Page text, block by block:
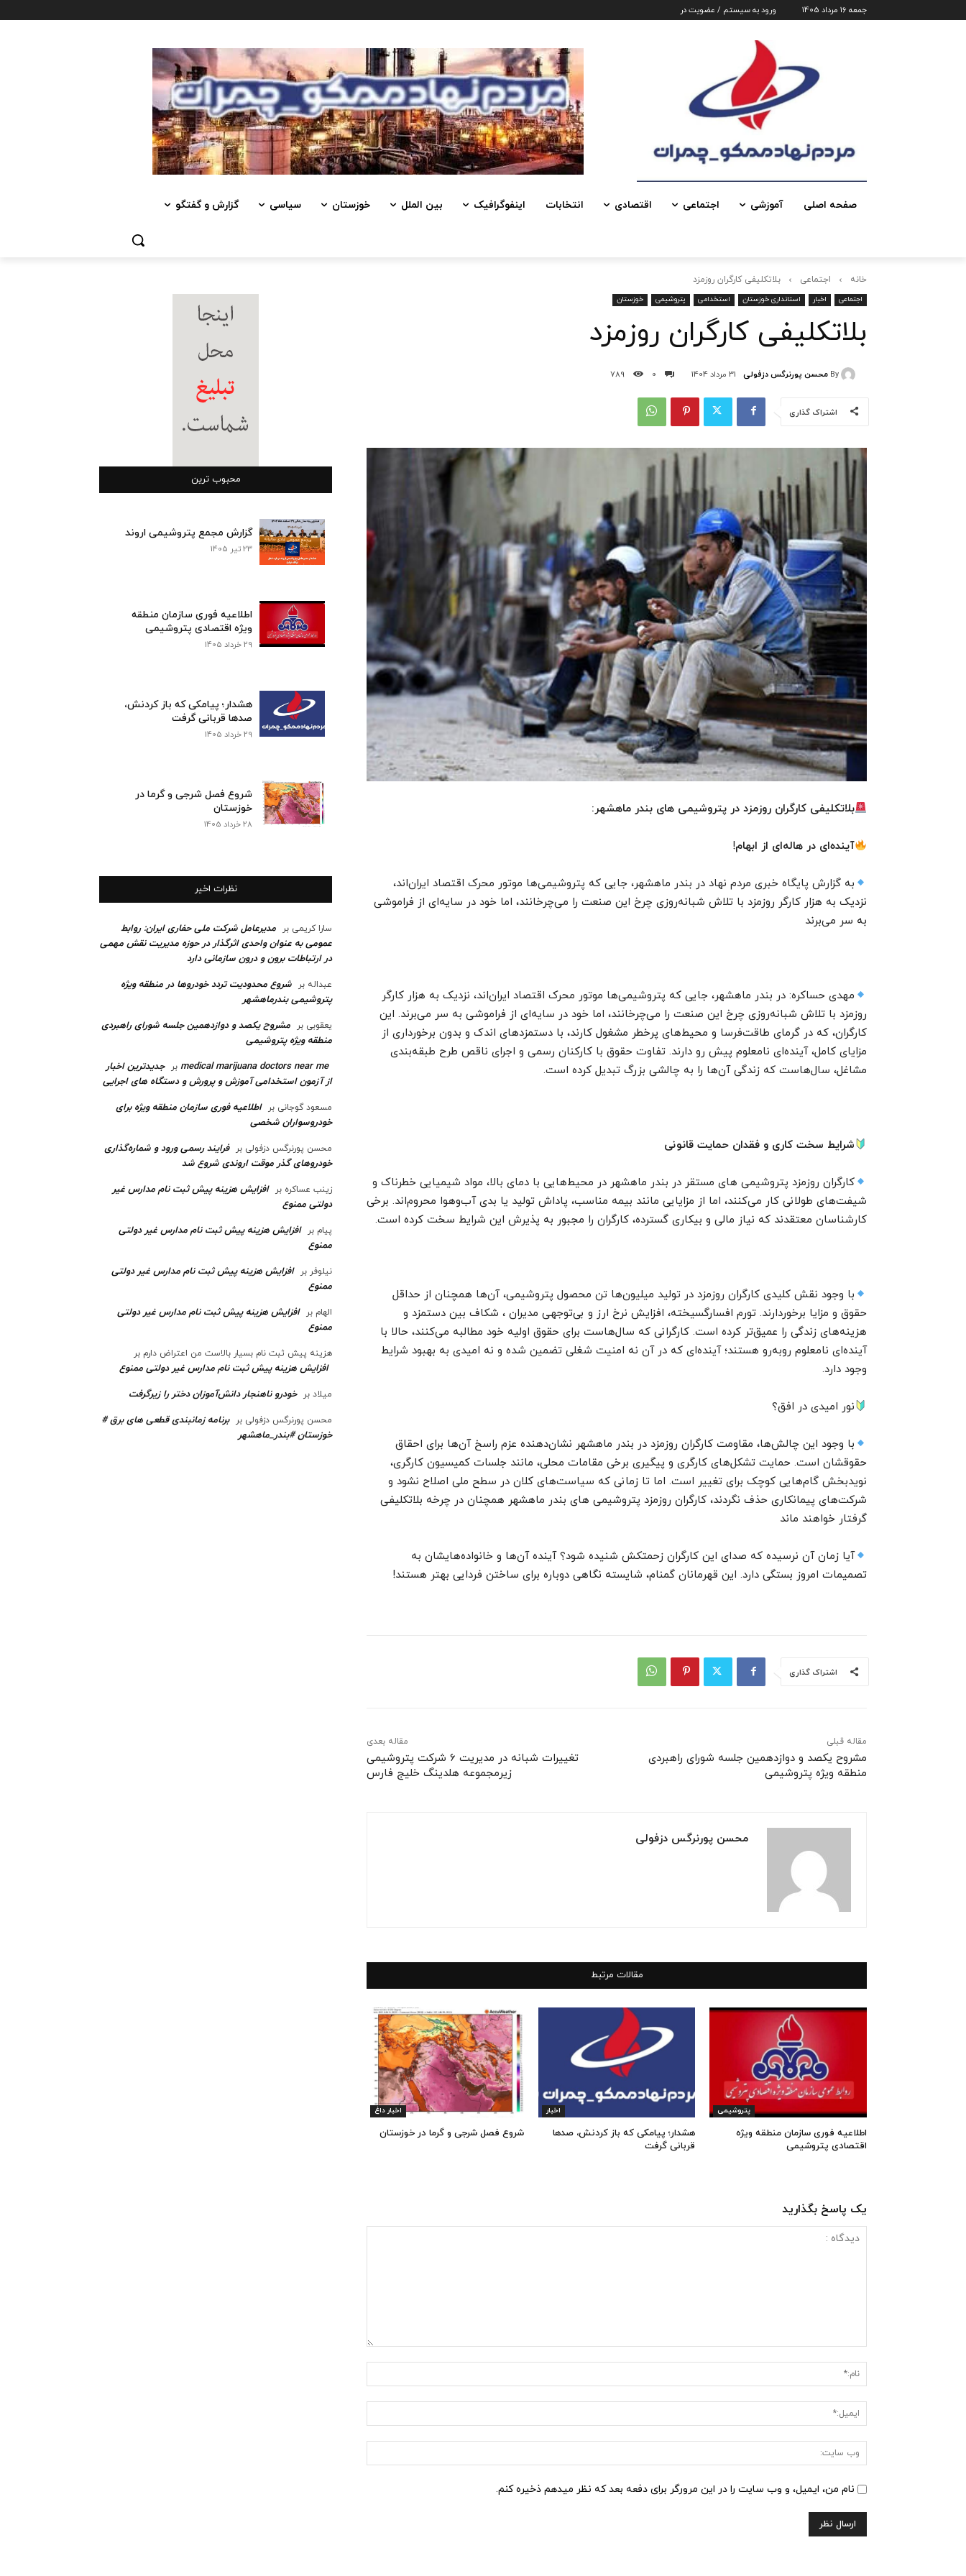
جمعه 16 مرداد 1405 ورود به سیستم / عضویت در
صفحه اصلی آموزشی اجتماعی اقتصادی انتخابات اینفوگرافیک بین الملل خوزستان سیاسی گزارش و گفتگو
خانه اجتماعی بلاتکلیفی کارگران روزمزد
اجتماعی اخبار استانداری خوزستان استخدامی پتروشیمی خوزستان
بلاتکلیفی کارگران روزمزد
By محسن پورنرگس دزفولی 31 مرداد 1404 0
789
اشتراک گذاری
بلاتکلیفی کارگران روزمزد در پتروشیمی های بندر ماهشهر:
آینده‌ای در هاله‌ای از ابهام!
به گزارش پایگاه خبری مردم نهاد در بندر ماهشهر، جایی که پتروشیمی‌ها موتور محرک اقتصاد ایران‌اند،
نزدیک به هزار کارگر روزمزد با تلاش شبانه‌روزی چرخ این صنعت را می‌چرخانند، اما خود در سایه‌ای از فراموشی
به سر می‌برند
مهدی حساکره: در بندر ماهشهر، جایی که پتروشیمی‌ها موتور محرک اقتصاد ایران‌اند، نزدیک به هزار کارگر
روزمزد با تلاش شبانه‌روزی چرخ این صنعت را می‌چرخانند، اما خود در سایه‌ای از فراموشی به سر می‌برند. این
کارگران، که در گرمای طاقت‌فرسا و محیط‌های پرخطر مشغول کارند، با دستمزدهای اندک و بدون برخورداری از
مزایای کامل، آینده‌ای نامعلوم پیش رو دارند. تفاوت حقوق با کارکنان رسمی و اجرای ناقص طرح طبقه‌بندی
مشاغل، سال‌هاست که زندگی آن‌ها را به چالشی بزرگ تبدیل کرده است.
شرایط سخت کاری و فقدان حمایت قانونی
کارگران روزمزد پتروشیمی های مستقر در بندر ماهشهر در محیط‌هایی با دمای بالا، مواد شیمیایی خطرناک و
شیفت‌های طولانی کار می‌کنند، اما از مزایایی مانند بیمه مناسب، پاداش تولید یا بدی آب‌وهوا محروم‌اند. برخی
کارشناسان معتقدند که نیاز مالی و بیکاری گسترده، کارگران را مجبور به پذیرش این شرایط سخت کرده است.
با وجود نقش کلیدی کارگران روزمزد در تولید میلیون‌ها تن محصول پتروشیمی، آن‌ها همچنان از حداقل
حقوق و مزایا برخوردارند. تورم افسارگسیخته، افزایش نرخ ارز و بی‌توجهی مدیران ، شکاف بین دستمزد و
هزینه‌های زندگی را عمیق‌تر کرده است. کارگرانی که سال‌هاست برای حقوق اولیه خود مطالبه می‌کنند، حالا با
آینده‌ای نامعلوم روبه‌رو هستند؛ آینده‌ای که در آن نه امنیت شغلی تضمین شده و نه امیدی به بهبود شرایط
وجود دارد.
نور امیدی در افق؟
با وجود این چالش‌ها، مقاومت کارگران روزمزد در بندر ماهشهر نشان‌دهنده عزم راسخ آن‌ها برای احقاق
حقوقشان است. حمایت تشکل‌های کارگری و پیگیری برخی مقامات محلی، مانند جلسات کمیسیون کارگری،
نویدبخش گام‌هایی کوچک برای تغییر است. اما تا زمانی که سیاست‌های کلان در سطح ملی اصلاح نشود و
شرکت‌های پیمانکاری حذف نگردند، کارگران روزمزد پتروشیمی های بندر ماهشهر همچنان در چرخه بلاتکلیفی
گرفتار خواهند ماند
آیا زمان آن نرسیده که صدای این کارگران زحمتکش شنیده شود؟ آینده آن‌ها و خانواده‌هایشان به
تصمیمات امروز بستگی دارد. این قهرمانان گمنام، شایسته نگاهی دوباره برای ساختن فردایی بهتر هستند!
اشتراک گذاری
مقاله قبلی
مشروح یکصد و دوازدهمین جلسه شورای راهبردی
منطقه ویژه پتروشیمی‌
مقاله بعدی
تغییرات شبانه در مدیریت ۶ شرکت پتروشیمی
زیرمجموعه هلدینگ خلیج فارس
محسن پورنرگس دزفولی
مقالات مرتبط
پتروشیمی
اطلاعیه فوری سازمان منطقه ویژه
اقتصادی پتروشیمی
اخبار
هشدار؛ پیامکی که باز کردنش، صدها
قربانی گرفت
اخبار داغ
شروع فصل شرجی و گرما در خوزستان
یک پاسخ بگذارید
سایت:
نام من، ایمیل، و وب سایت را در این مرورگر برای دفعه بعد که نظر میدهم ذخیره کنم.
محبوب ترین
گزارش مجمع پتروشیمی اروند
23 تیر 1405
اطلاعیه فوری سازمان منطقه
ویژه اقتصادی پتروشیمی
29 خرداد 1405
هشدار؛ پیامکی که باز کردنش،
صدها قربانی گرفت
29 خرداد 1405
شروع فصل شرجی و گرما در
خوزستان
28 خرداد 1405
نظرات اخیر
سارا کریمی بر
مدیرعامل شرکت ملی حفاری ایران: روابط
عمومی به عنوان واحدی اثرگذار در حوزه مدیریت نقش مهمی
در ارتباطات برون و درون سازمانی دارد
عبداله بر
شروع محدودیت تردد خودروها در منطقه ویژه
پتروشیمی بندرماهشهر
یعقوبی بر
مشروح یکصد و دوازدهمین جلسه شورای راهبردی
منطقه ویژه پتروشیمی‌
medical marijuana doctors near me بر
جدیدترین اخبار
از آزمون استخدامی آموزش و پرورش و دستگاه های اجرایی
مسعود گوجانی بر
اطلاعیه فوری سازمان منطقه ویژه برای
خودروسواران شخصی
محسن پورنرگس دزفولی بر
فرایند رسمی ورود و شماره‌گذاری
خودرو‌های گذر موقت اروندی شروع شد
زینب عساکره بر
افزایش هزینه پیش ثبت نام مدارس غیر
دولتی ممنوع
پیام بر
افزایش هزینه پیش ثبت نام مدارس غیر دولتی
ممنوع
نیلوفر بر
افزایش هزینه پیش ثبت نام مدارس غیر دولتی
ممنوع
الهام بر
افزایش هزینه پیش ثبت نام مدارس غیر دولتی
ممنوع
هزینه پیش ثبت نام بسیار بالاست من اعتراض دارم بر
افزایش هزینه پیش ثبت نام مدارس غیر دولتی ممنوع
میلاد بر خودرو ناهنجار دانش‌آموزان دختر را زیرگرفت
محسن پورنرگس دزفولی بر
برنامه زمانبندی قطعی های برق #
خوزستان #بندر_ماهشهر